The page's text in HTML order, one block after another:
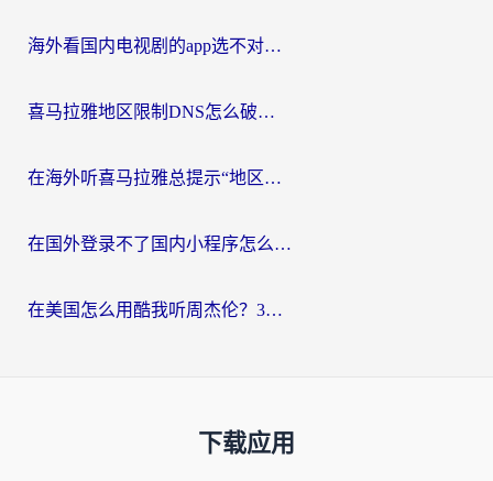
海外看国内电视剧的app选不对？这份回国加速器避坑指南帮你流畅追剧
喜马拉雅地区限制DNS怎么破？海外党听国内音乐听书的终极解决方案
在海外听喜马拉雅总提示“地区限制”？3步轻松解除+听国内音乐全攻略
在国外登录不了国内小程序怎么办？选对回国加速器，轻松解锁国内资源
在美国怎么用酷我听周杰伦？3步搞定海外听歌难题
下载应用